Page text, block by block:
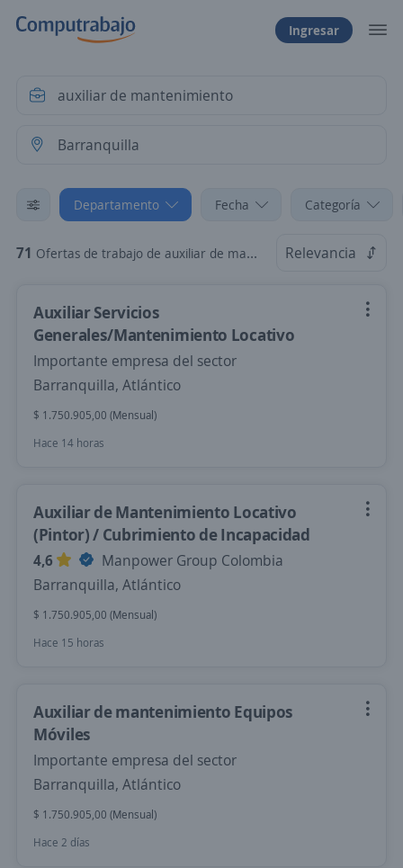
Ingresar
Departamento Fecha Categoría
71 Ofertas de trabajo de auxiliar de mantenimiento en Barranquilla, Atlántico Relevancia
Auxiliar Servicios
Generales/Mantenimiento Locativo
Importante empresa del sector
Barranquilla, Atlántico
$ 1.750.905,00 (Mensual)
Hace 14 horas
Auxiliar de Mantenimiento Locativo
(Pintor) / Cubrimiento de Incapacidad
4,6
Manpower Group Colombia
Barranquilla, Atlántico
$ 1.750.905,00 (Mensual)
Hace 15 horas
Auxiliar de mantenimiento Equipos
Móviles
Importante empresa del sector
Barranquilla, Atlántico
$ 1.750.905,00 (Mensual)
Hace 2 días